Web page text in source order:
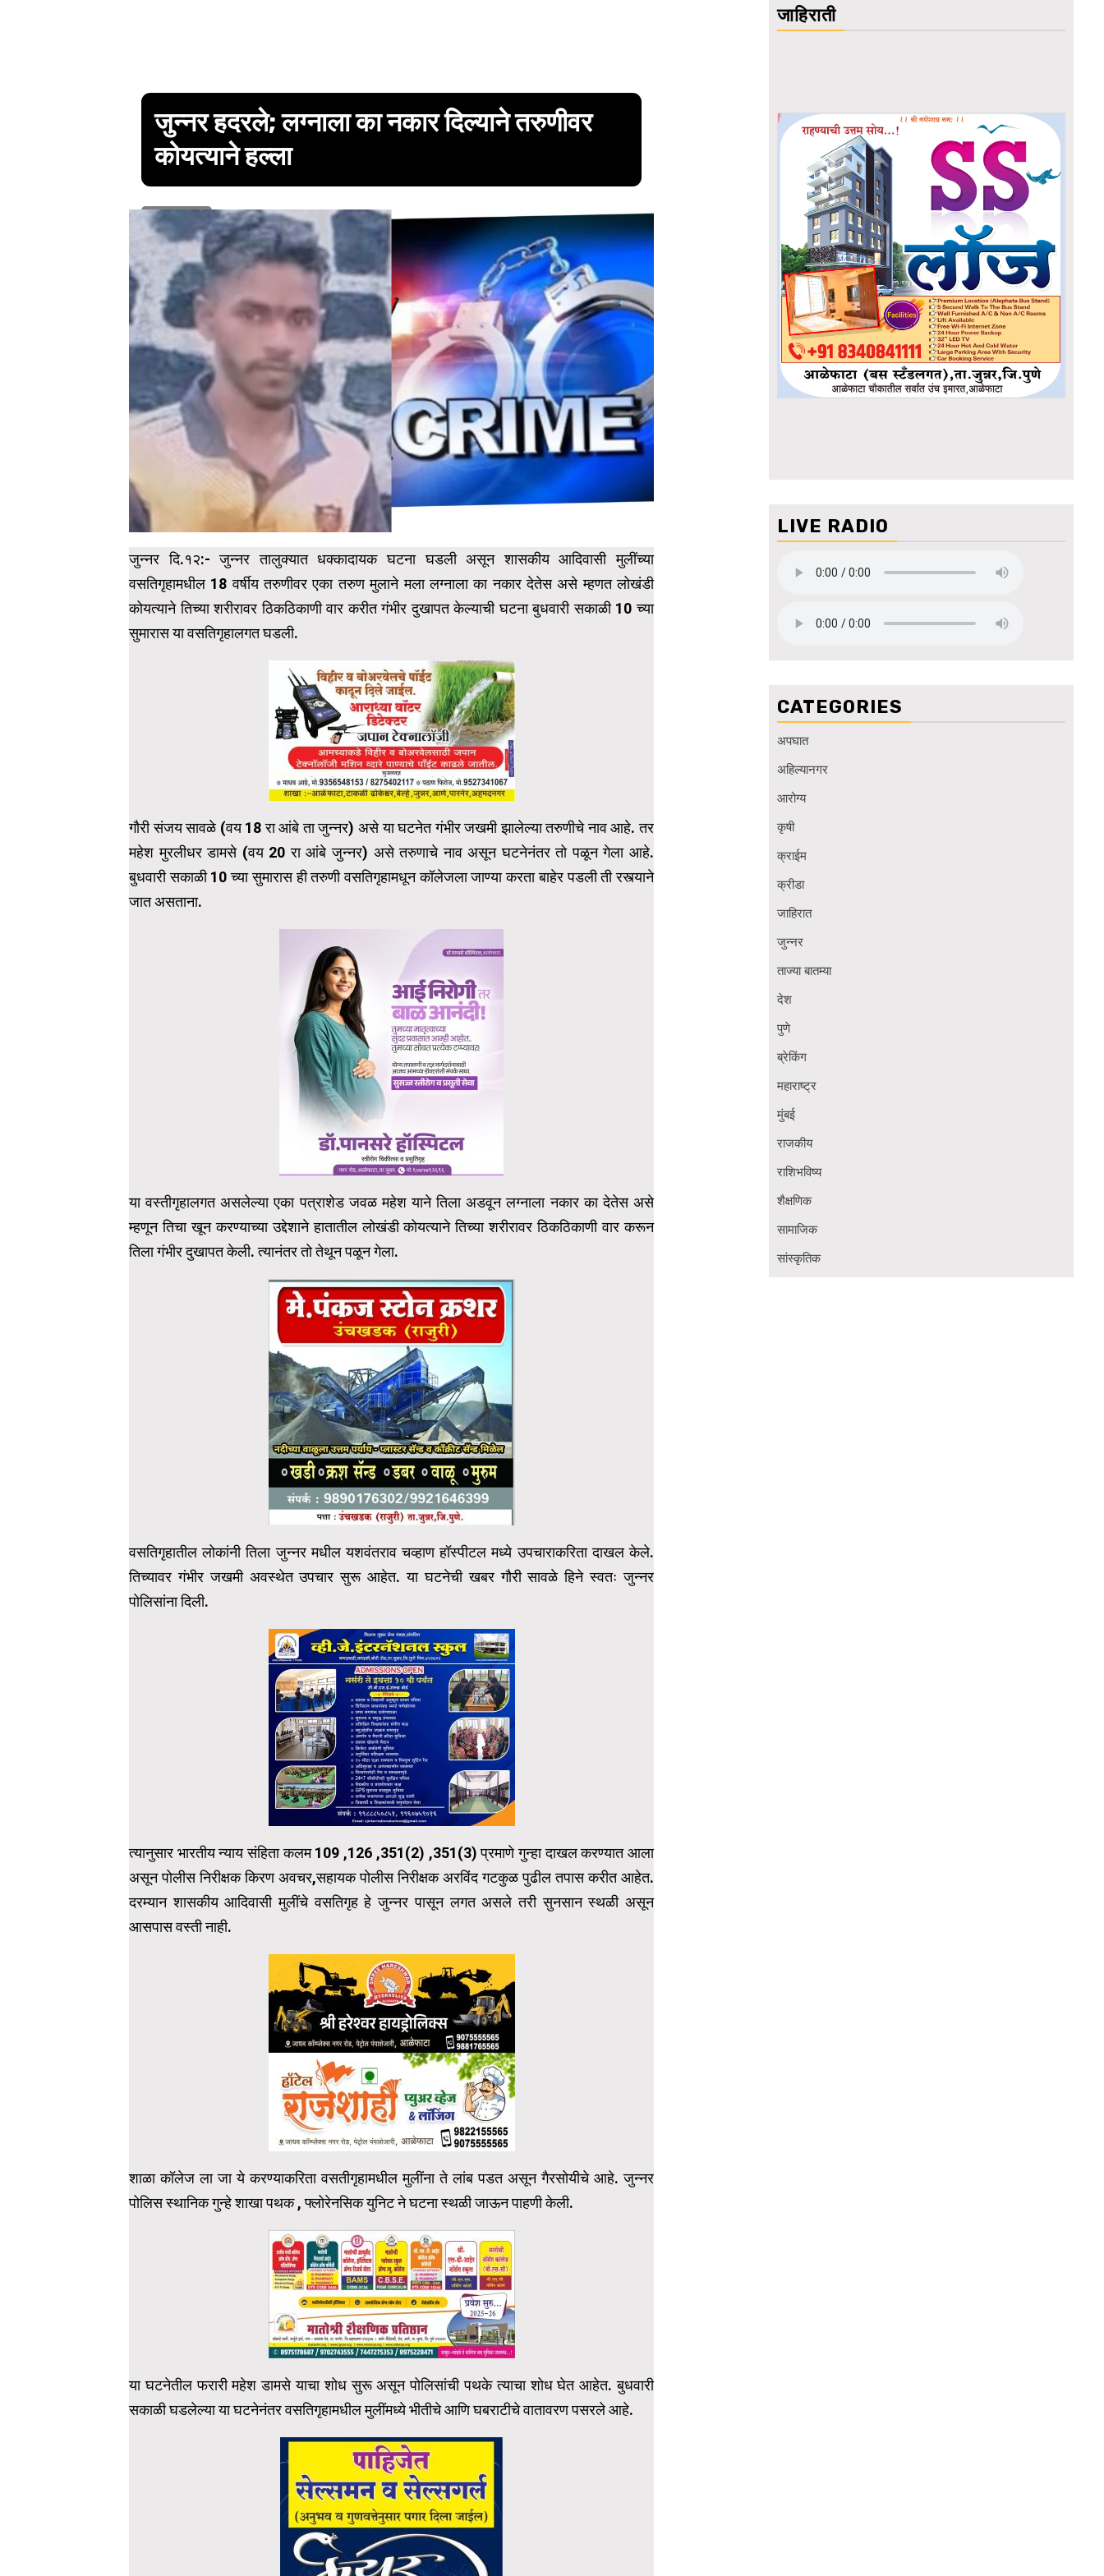
जुन्नर हदरले; लग्नाला का नकार दिल्याने तरुणीवर
कोयत्याने हल्ला
1 min read
जुन्नर दि.१२:- जुन्नर तालुक्यात धक्कादायक घटना घडली असून शासकीय आदिवासी मुलींच्या
वसतिगृहामधील 18 वर्षीय तरुणीवर एका तरुण मुलाने मला लग्नाला का नकार देतेस असे म्हणत लोखंडी
कोयत्याने तिच्या शरीरावर ठिकठिकाणी वार करीत गंभीर दुखापत केल्याची घटना बुधवारी सकाळी 10 च्या
सुमारास या वसतिगृहालगत घडली.
गौरी संजय सावळे (वय 18 रा आंबे ता जुन्नर) असे या घटनेत गंभीर जखमी झालेल्या तरुणीचे नाव आहे. तर
महेश मुरलीधर डामसे (वय 20 रा आंबे जुन्नर) असे तरुणाचे नाव असून घटनेनंतर तो पळून गेला आहे.
बुधवारी सकाळी 10 च्या सुमारास ही तरुणी वसतिगृहामधून कॉलेजला जाण्या करता बाहेर पडली ती रस्त्याने
जात असताना.
या वस्तीगृहालगत असलेल्या एका पत्राशेड जवळ महेश याने तिला अडवून लग्नाला नकार का देतेस असे
म्हणून तिचा खून करण्याच्या उद्देशाने हातातील लोखंडी कोयत्याने तिच्या शरीरावर ठिकठिकाणी वार करून
तिला गंभीर दुखापत केली. त्यानंतर तो तेथून पळून गेला.
वसतिगृहातील लोकांनी तिला जुन्नर मधील यशवंतराव चव्हाण हॉस्पीटल मध्ये उपचाराकरिता दाखल केले.
तिच्यावर गंभीर जखमी अवस्थेत उपचार सुरू आहेत. या घटनेची खबर गौरी सावळे हिने स्वतः जुन्नर
पोलिसांना दिली.
त्यानुसार भारतीय न्याय संहिता कलम 109 ,126 ,351(2) ,351(3) प्रमाणे गुन्हा दाखल करण्यात आला
असून पोलीस निरीक्षक किरण अवचर,सहायक पोलीस निरीक्षक अरविंद गटकुळ पुढील तपास करीत आहेत.
दरम्यान शासकीय आदिवासी मुलींचे वसतिगृह हे जुन्नर पासून लगत असले तरी सुनसान स्थळी असून
आसपास वस्ती नाही.
शाळा कॉलेज ला जा ये करण्याकरिता वसतीगृहामधील मुलींना ते लांब पडत असून गैरसोयीचे आहे. जुन्नर
पोलिस स्थानिक गुन्हे शाखा पथक , फ्लोरेनसिक युनिट ने घटना स्थळी जाऊन पाहणी केली.
या घटनेतील फरारी महेश डामसे याचा शोध सुरू असून पोलिसांची पथके त्याचा शोध घेत आहेत. बुधवारी
सकाळी घडलेल्या या घटनेनंतर वसतिगृहामधील मुलींमध्ये भीतीचे आणि घबराटीचे वातावरण पसरले आहे.
जाहिराती
LIVE RADIO
CATEGORIES
अपघात
अहिल्यानगर
आरोग्य
कृषी
क्राईम
क्रीडा
जाहिरात
जुन्नर
ताज्या बातम्या
देश
पुणे
ब्रेकिंग
महाराष्ट्र
मुंबई
राजकीय
राशिभविष्य
शैक्षणिक
सामाजिक
सांस्कृतिक